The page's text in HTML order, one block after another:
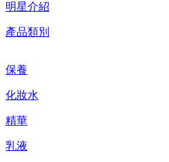
明星介紹
產品類別
保養
化妝水
精華
乳液